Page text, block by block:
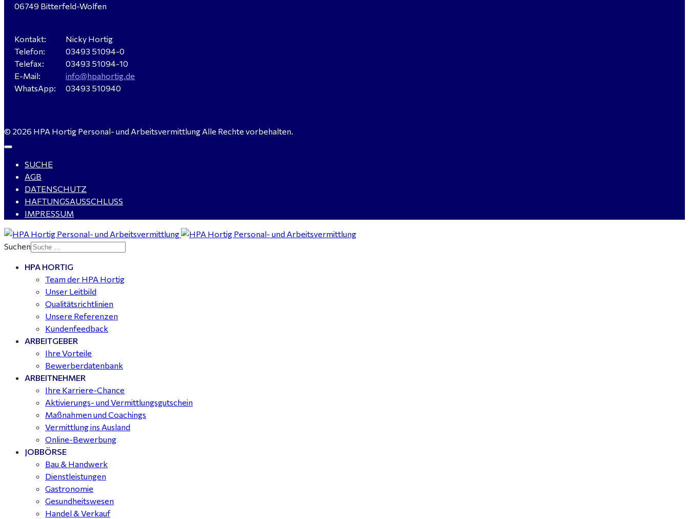
06749 Bitterfeld-Wolfen
Kontakt:
Telefon:
Telefax:
E-Mail:
WhatsApp:
Nicky Hortig
03493 51094-0
03493 51094-10
info@hpahortig.de
03493 510940
© 2026 HPA Hortig Personal- und Arbeitsvermittlung Alle Rechte vorbehalten.
SUCHE
AGB
DATENSCHUTZ
HAFTUNGSAUSSCHLUSS
IMPRESSUM
Suchen
HPA HORTIG
Team der HPA Hortig
Unser Leitbild
Qualitätsrichtlinien
Unsere Referenzen
Kundenfeedback
ARBEITGEBER
Ihre Vorteile
Bewerberdatenbank
ARBEITNEHMER
Ihre Karriere-Chance
Aktivierungs- und Vermittlungsgutschein
Maßnahmen und Coachings
Vermittlung ins Ausland
Online-Bewerbung
JOBBÖRSE
Bau & Handwerk
Dienstleistungen
Gastronomie
Gesundheitswesen
Handel & Verkauf